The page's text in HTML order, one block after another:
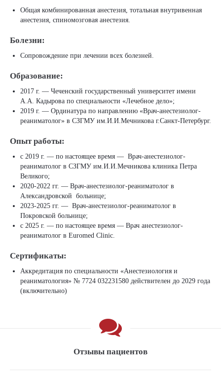
Общая комбинированная анестезия, тотальная внутривенная
анестезия, спиномозговая анестезия.
Болезни:
Сопровождение при лечении всех болезней.
Образование:
2017 г. — Чеченский государственный университет имени
А.А. Кадырова по специальности «Лечебное дело»;
2019 г. — Ординатура по направлению «Врач-анестезиолог-
реаниматолог» в СЗГМУ им.И.И.Мечникова г.Санкт-Петербург.
Опыт работы:
с 2019 г. — по настоящее время — Врач-анестезиолог-
реаниматолог в СЗГМУ им.И.И.Мечникова клиника Петра
Великого;
2020-2022 гг. — Врач-анестезиолог-реаниматолог в
Александровской больнице;
2023-2025 гг. — Врач-анестезиолог-реаниматолог в
Покровской больнице;
с 2025 г. — по настоящее время — Врач анестезиолог-
реаниматолог в Euromed Clinic.
Сертификаты:
Аккредитация по специальности «Анестезиология и
реаниматология» № 7724 032231580 действителен до 2029 года
(включительно)
Отзывы пациентов